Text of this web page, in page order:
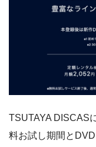
TSUTAYA DISCAS
料お試し期間と